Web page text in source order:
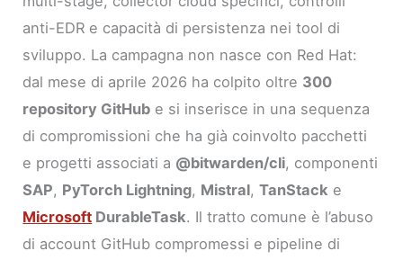
anti-EDR e capacità di persistenza nei tool di
sviluppo. La campagna non nasce con Red Hat:
dal mese di aprile 2026 ha colpito oltre 300
repository GitHub e si inserisce in una sequenza
di compromissioni che ha già coinvolto pacchetti
e progetti associati a @bitwarden/cli, componenti
SAP, PyTorch Lightning, Mistral,TanStack e
Microsoft DurableTask. Il tratto comune è l’abuso
di account GitHub compromessi e pipeline di